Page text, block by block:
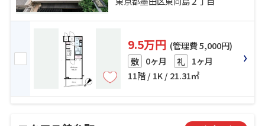
9.5万円 (管理費 5,000円)
敷 0ヶ月 礼 1ヶ月
11階 / 1K / 21.31㎡